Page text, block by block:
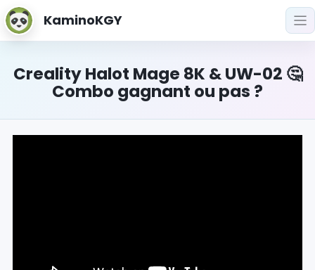
KaminoKGY
Creality Halot Mage 8K & UW-02 🤔
Combo gagnant ou pas ?